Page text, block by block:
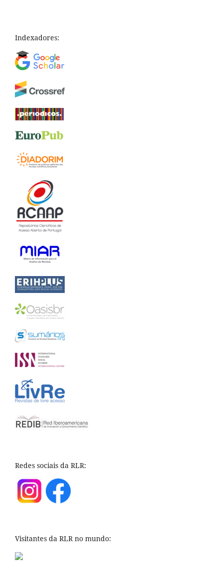
Indexadores:
Redes sociais da RLR:
Visitantes da RLR no mundo: